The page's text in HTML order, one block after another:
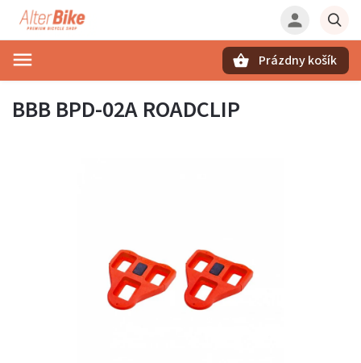
Prázdny košík
BBB BPD-02A ROADCLIP